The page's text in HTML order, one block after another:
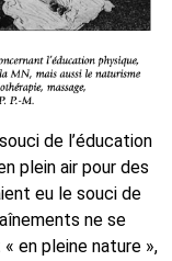
de l’éducation
plein air pour des
eu le souci de
ne se
en pleine nature »,